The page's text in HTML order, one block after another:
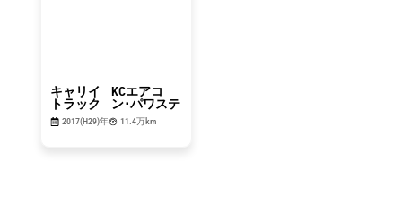
キャリイ
トラック
KCエアコ
ン･パワステ
2017(H29)年 11.4万km